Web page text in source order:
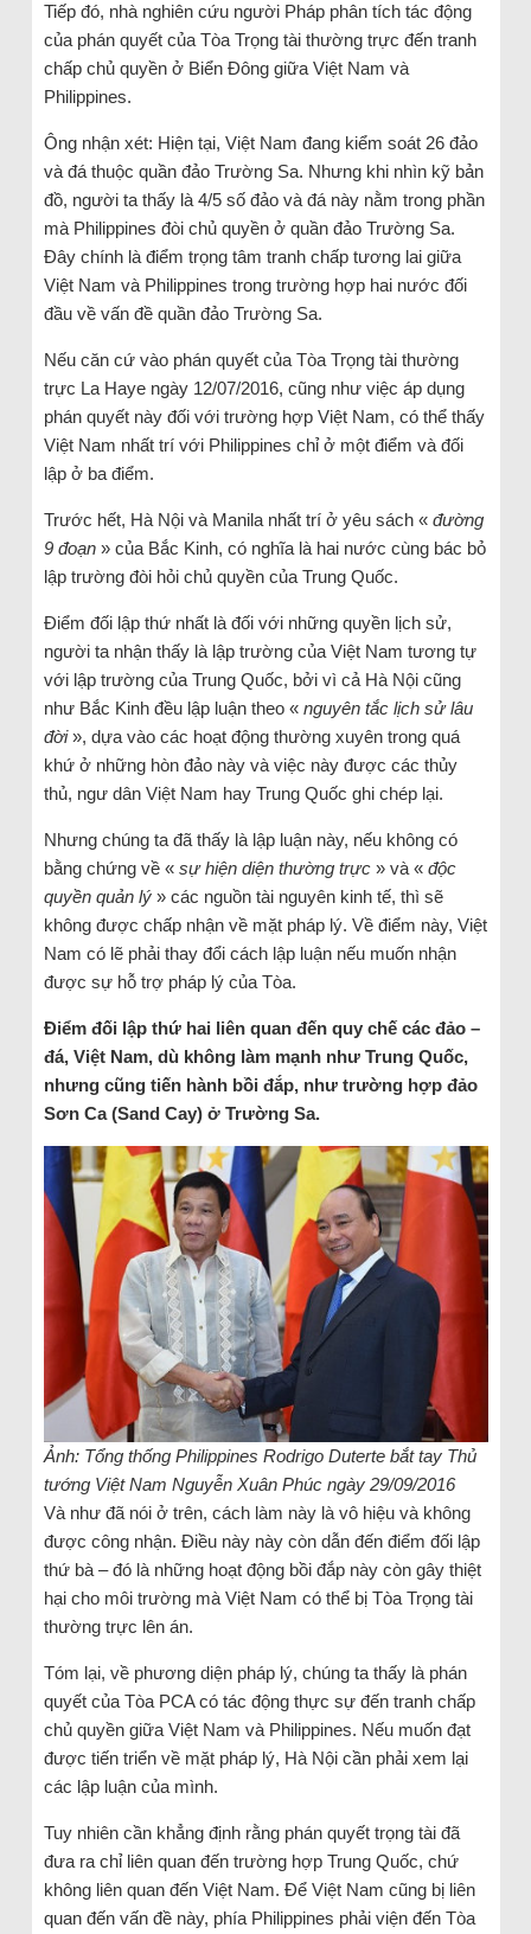
Tiếp đó, nhà nghiên cứu người Pháp phân tích tác động
của phán quyết của Tòa Trọng tài thường trực đến tranh
chấp chủ quyền ở Biển Đông giữa Việt Nam và
Philippines.
Ông nhận xét: Hiện tại, Việt Nam đang kiểm soát 26 đảo
và đá thuộc quần đảo Trường Sa. Nhưng khi nhìn kỹ bản
đồ, người ta thấy là 4/5 số đảo và đá này nằm trong phần
mà Philippines đòi chủ quyền ở quần đảo Trường Sa.
Đây chính là điểm trọng tâm tranh chấp tương lai giữa
Việt Nam và Philippines trong trường hợp hai nước đối
đầu về vấn đề quần đảo Trường Sa.
Nếu căn cứ vào phán quyết của Tòa Trọng tài thường
trực La Haye ngày 12/07/2016, cũng như việc áp dụng
phán quyết này đối với trường hợp Việt Nam, có thể thấy
Việt Nam nhất trí với Philippines chỉ ở một điểm và đối
lập ở ba điểm.
Trước hết, Hà Nội và Manila nhất trí ở yêu sách « đường
9 đoạn» của Bắc Kinh, có nghĩa là hai nước cùng bác bỏ
lập trường đòi hỏi chủ quyền của Trung Quốc.
Điểm đối lập thứ nhất là đối với những quyền lịch sử,
người ta nhận thấy là lập trường của Việt Nam tương tự
với lập trường của Trung Quốc, bởi vì cả Hà Nội cũng
như Bắc Kinh đều lập luận theo « nguyên tắc lịch sử lâu
đời», dựa vào các hoạt động thường xuyên trong quá
khứ ở những hòn đảo này và việc này được các thủy
thủ, ngư dân Việt Nam hay Trung Quốc ghi chép lại.
Nhưng chúng ta đã thấy là lập luận này, nếu không có
bằng chứng về « sự hiện diện thường trực» và « độc
quyền quản lý» các nguồn tài nguyên kinh tế, thì sẽ
không được chấp nhận về mặt pháp lý. Về điểm này, Việt
Nam có lẽ phải thay đổi cách lập luận nếu muốn nhận
được sự hỗ trợ pháp lý của Tòa.
Điểm đối lập thứ hai liên quan đến quy chế các đảo –
đá, Việt Nam, dù không làm mạnh như Trung Quốc,
nhưng cũng tiến hành bồi đắp, như trường hợp đảo
Sơn Ca (Sand Cay) ở Trường Sa.
Ảnh: Tổng thống Philippines Rodrigo Duterte bắt tay Thủ
tướng Việt Nam Nguyễn Xuân Phúc ngày 29/09/2016
Và như đã nói ở trên, cách làm này là vô hiệu và không
được công nhận. Điều này này còn dẫn đến điểm đối lập
thứ bà – đó là những hoạt động bồi đắp này còn gây thiệt
hại cho môi trường mà Việt Nam có thể bị Tòa Trọng tài
thường trực lên án.
Tóm lại, về phương diện pháp lý, chúng ta thấy là phán
quyết của Tòa PCA có tác động thực sự đến tranh chấp
chủ quyền giữa Việt Nam và Philippines. Nếu muốn đạt
được tiến triển về mặt pháp lý, Hà Nội cần phải xem lại
các lập luận của mình.
Tuy nhiên cần khẳng định rằng phán quyết trọng tài đã
đưa ra chỉ liên quan đến trường hợp Trung Quốc, chứ
không liên quan đến Việt Nam. Để Việt Nam cũng bị liên
quan đến vấn đề này, phía Philippines phải viện đến Tòa